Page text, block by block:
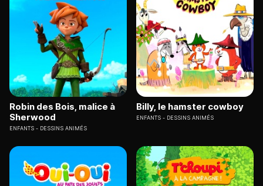
Robin des Bois, malice à
Sherwood
ENFANTS DESSINS ANIMÉS
Billy, le hamster cowboy
ENFANTS DESSINS ANIMÉS